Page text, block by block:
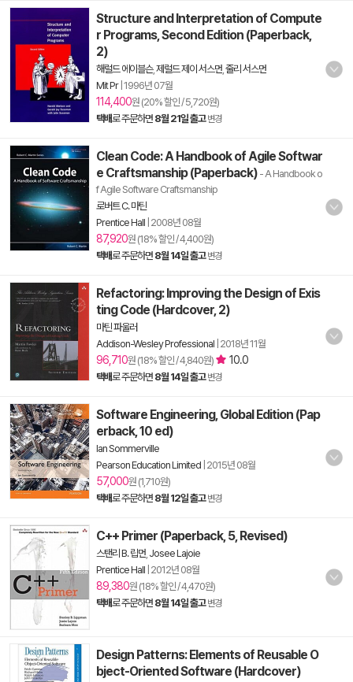
Structure and Interpretation of Compute
r Programs, Second Edition (Paperback,
2)
해럴드 에이블슨, 제럴드 제이 서스먼 줄리 서스먼
Mit Pr| 1996년 07월
114,400원 (20% 할인 / 5,720원)
택배로 주문하면 8월 21일 출고 변경
Clean Code: A Handbook of Agile Softwar
e Craftsmanship (Paperback) - A Handbook o
f Agile Software Craftsmanship
로버트 C. 마틴
Prentice Hall 2008년 08월
87,920원 (18% 할인 / 4,400원)
택배로 주문하면 8월 14일 출고 변경
Refactoring: Improving the Design of Exis
ting Code (Hardcover, 2)
마틴 파울러
Addison-Wesley Professional 2018년 11월
96,710원 (18% 할인 / 4,840원) 10.0
택배로 주문하면 8월 14일 출고 변경
Software Engineering, Global Edition (Pap
erback, 10 ed)
Ian Sommerville
Pearson Education Limited 2015년 08월
57,000원 (1,710원)
택배로 주문하면 8월 12일 출고 변경
C++ Primer (Paperback, 5, Revised)
스탠리 B. 립먼 Josee Lajoie
Prentice Hall 2012년 08월
89,380원 (18% 할인 / 4,470원)
택배로 주문하면 8월 14일 출고 변경
Design Patterns: Elements of Reusable O
bject-Oriented Software (Hardcover)